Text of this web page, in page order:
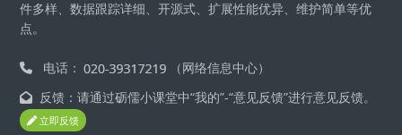
件多样、数据跟踪详细、开源式、扩展性能优异、维护简单等优
点。
电话：
（网络信息中心）
反馈：请通过砺儒小课堂中“我的”-“意见反馈”进行意见反馈。
立即反馈